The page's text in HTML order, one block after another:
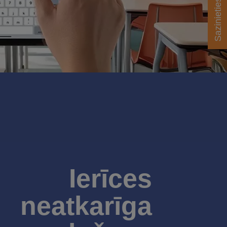
Ierīces
neatkarīga